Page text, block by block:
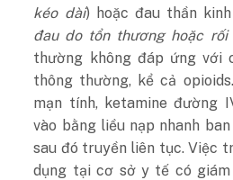
kéo dài) hoặc đau thần
đau do tổn thương hoặc rối
thường không đáp ứng với
thông thường, kể cả
mạn tính, ketamine đường
vào bằng liều nạp nhanh ban
sau đó truyền liên tục. Việc
dụng tại cơ sở y tế có